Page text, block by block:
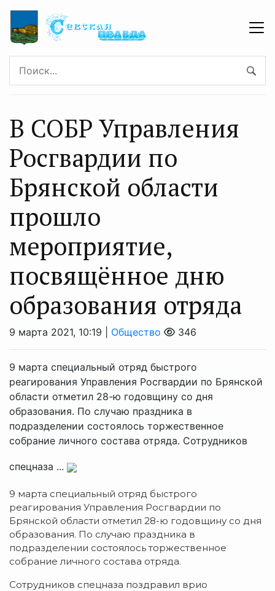
В СОБР Управления
Росгвардии по
Брянской области
прошло
мероприятие,
посвящённое дню
образования отряда
9 марта 2021, 10:19 | Общество 346
9 марта специальный отряд быстрого
реагирования Управления Росгвардии по Брянской
области отметил 28-ю годовщину со дня
образования. По случаю праздника в
подразделении состоялось торжественное
собрание личного состава отряда. Сотрудников
спецназа ...
9 марта специальный отряд быстрого
реагирования Управления Росгвардии по
Брянской области отметил 28-ю годовщину со дня
образования. По случаю праздника в
подразделении состоялось торжественное
собрание личного состава отряда.
Сотрудников спецназа поздравил врио